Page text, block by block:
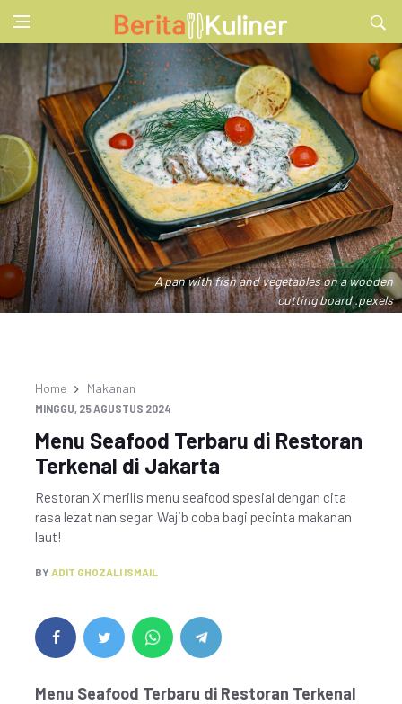
A pan with fish and vegetables on a wooden
cutting board .pexels
Home Makanan
MINGGU, 25 AGUSTUS 2024
Menu Seafood Terbaru di Restoran
Terkenal di Jakarta
Restoran X merilis menu seafood spesial dengan cita
rasa lezat nan segar. Wajib coba bagi pecinta makanan
laut!
BY ADIT GHOZALI ISMAIL
Menu Seafood Terbaru di Restoran Terkenal